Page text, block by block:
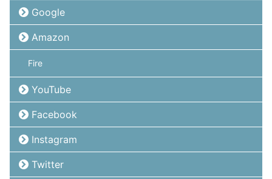
Google
Amazon
Fire
YouTube
Facebook
Instagram
Twitter